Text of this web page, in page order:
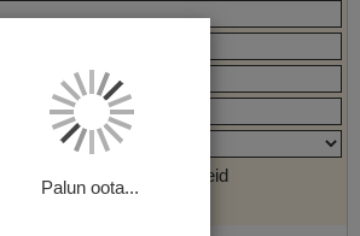
märgendatud sõnaühendeid
Palun oota...